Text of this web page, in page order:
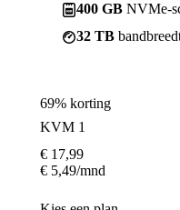
400 GB NVMe-
32 TB
69% korting
KVM 1
€ 17,99
€ 5,49/mnd